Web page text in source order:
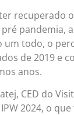
recuperado
pandemia,
um todo, o
de 2019 e
anos.
CED do
2024, o